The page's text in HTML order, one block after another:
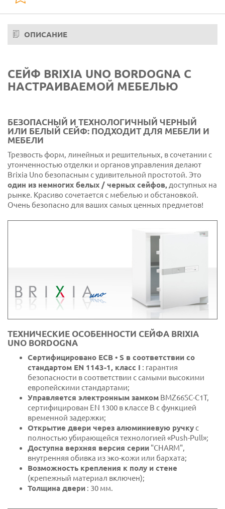
ОПИСАНИЕ
СЕЙФ BRIXIA UNO BORDOGNA С
НАСТРАИВАЕМОЙ МЕБЕЛЬЮ
БЕЗОПАСНЫЙ И ТЕХНОЛОГИЧНЫЙ ЧЕРНЫЙ
ИЛИ БЕЛЫЙ СЕЙФ: ПОДХОДИТ ДЛЯ МЕБЕЛИ И
МЕБЕЛИ
Трезвость форм, линейных и решительных, в сочетании с
утонченностью отделки и органов управления делают
Brixia Uno безопасным с удивительной простотой. Это
один из немногих белых / черных сейфов, доступных на
рынке. Красиво сочетается с мебелью и обстановкой.
Очень безопасно для ваших самых ценных предметов!
ТЕХНИЧЕСКИЕ ОСОБЕННОСТИ СЕЙФА BRIXIA
UNO BORDOGNA
Сертифицировано ECB • S в соответствии со
стандартом EN 1143-1, класс I : гарантия
безопасности в соответствии с самыми высокими
европейскими стандартами;
Управляется электронным замком BMZ66SC-C1T,
сертифицирован EN 1300 в классе B с функцией
временной задержки;
Открытие двери через алюминиевую ручкус
полностью убирающейся технологией «Push-Pull»;
Доступна верхняя версия серии "CHARM",
внутренняя обивка из эко-кожи или бархата;
Возможность крепления к полу и стене
(крепежный материал включен);
Толщина двери : 30 мм.